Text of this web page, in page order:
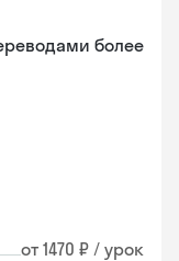
более
от 1470 ₽ / урок